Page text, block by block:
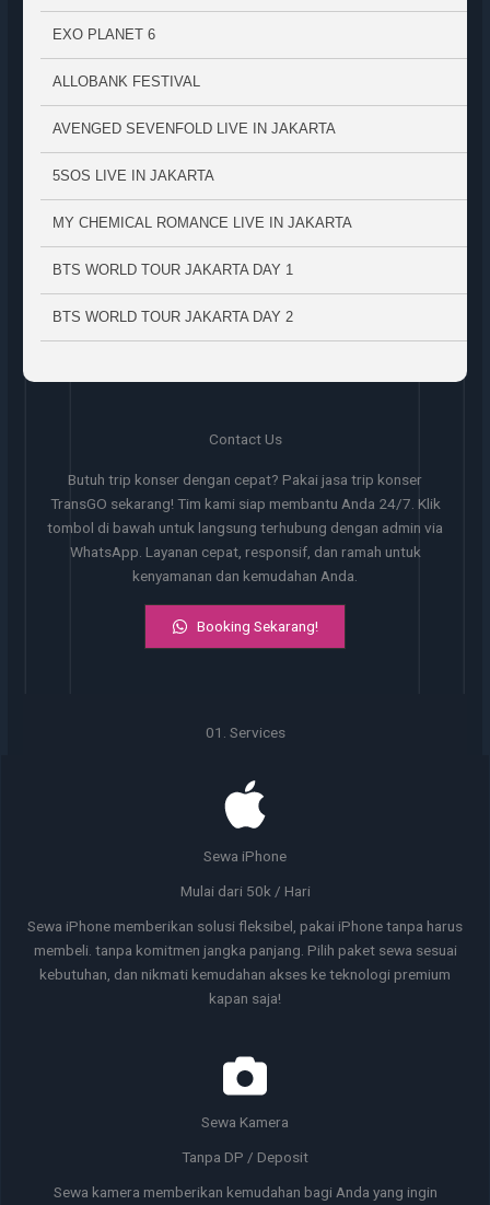
EXO PLANET 6
ALLOBANK FESTIVAL
AVENGED SEVENFOLD LIVE IN JAKARTA
5SOS LIVE IN JAKARTA
MY CHEMICAL ROMANCE LIVE IN JAKARTA
BTS WORLD TOUR JAKARTA DAY 1
BTS WORLD TOUR JAKARTA DAY 2
Contact Us
Butuh trip konser dengan cepat? Pakai jasa trip konser
TransGO sekarang! Tim kami siap membantu Anda 24/7. Klik
tombol di bawah untuk langsung terhubung dengan admin via
WhatsApp. Layanan cepat, responsif, dan ramah untuk
kenyamanan dan kemudahan Anda.
Booking Sekarang!
01. Services
Sewa iPhone
Mulai dari 50k / Hari
Sewa iPhone memberikan solusi fleksibel, pakai iPhone tanpa harus
membeli. tanpa komitmen jangka panjang. Pilih paket sewa sesuai
kebutuhan, dan nikmati kemudahan akses ke teknologi premium
kapan saja!
Sewa Kamera
Tanpa DP / Deposit
Sewa kamera memberikan kemudahan bagi Anda yang ingin